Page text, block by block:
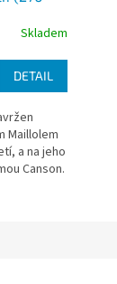
Skladem
DETAIL
Maillolem
a na jeho
Canson.